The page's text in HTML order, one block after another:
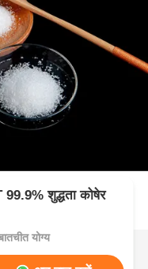
शुद्धता कोषेर
योग्य